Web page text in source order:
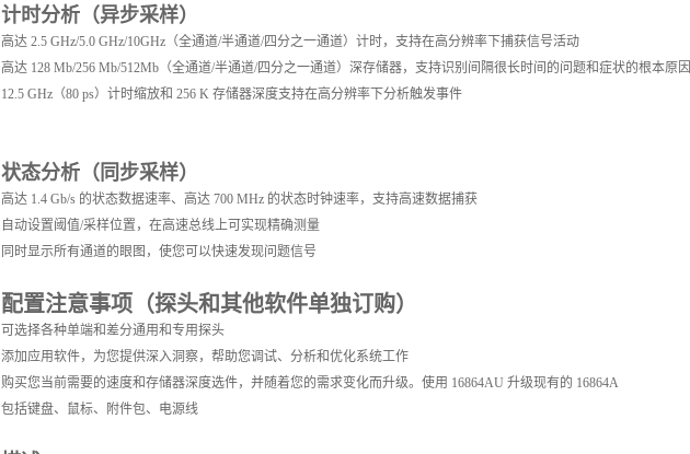
计时分析（异步采样）
高达 2.5 GHz/5.0 GHz/10GHz（全通道/半通道/四分之一通道）计时，支持在高分辨率下捕获信号活动
高达 128 Mb/256 Mb/512Mb（全通道/半通道/四分之一通道）深存储器，支持识别间隔很长时间的问题和症状的根本原因
12.5 GHz（80 ps）计时缩放和 256 K 存储器深度支持在高分辨率下分析触发事件
状态分析（同步采样）
高达 1.4 Gb/s 的状态数据速率、高达 700 MHz 的状态时钟速率，支持高速数据捕获
自动设置阈值/采样位置，在高速总线上可实现精确测量
同时显示所有通道的眼图，使您可以快速发现问题信号
配置注意事项（探头和其他软件单独订购）
可选择各种单端和差分通用和专用探头
添加应用软件，为您提供深入洞察，帮助您调试、分析和优化系统工作
购买您当前需要的速度和存储器深度选件，并随着您的需求变化而升级。使用 16864AU 升级现有的 16864A
包括键盘、鼠标、附件包、电源线